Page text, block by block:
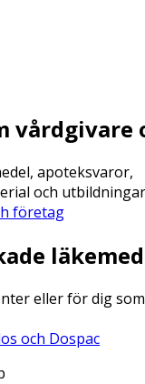
vårdgivare
apoteksvaror,
och
företag
eller för dig
och Dospac